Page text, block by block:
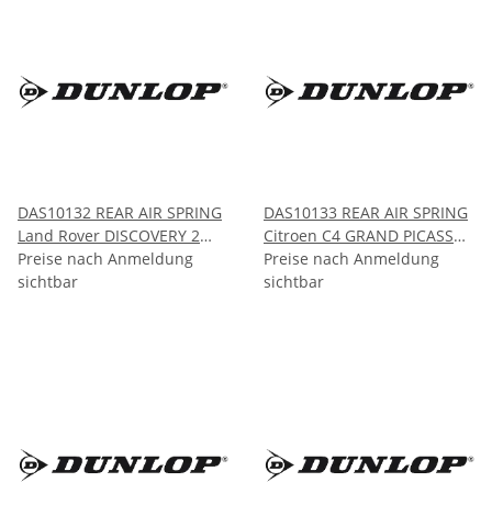
DAS10132 REAR AIR SPRING
Land Rover DISCOVERY 2
L318 (00173A) 1998-2004
Preise nach Anmeldung
sichtbar
DAS10133 REAR AIR SPRING
Citroen C4 GRAND PICASSO
2006-2014
Preise nach Anmeldung
sichtbar